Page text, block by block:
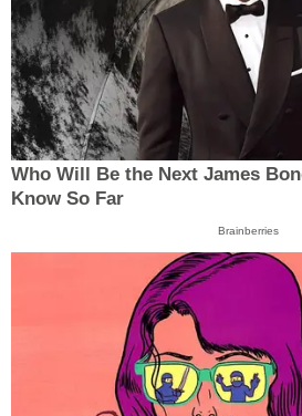
Who Will Be the Next James
Know So Far
Brainberries